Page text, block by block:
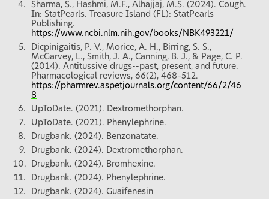
Sharma, S., Hashmi, M.F., Alhajjaj, M.S. (2024). Cough.
In: StatPearls. Treasure Island (FL): StatPearls
Publishing.
https://www.ncbi.nlm.nih.gov/books/NBK493221/
Dicpinigaitis, P. V., Morice, A. H., Birring, S. S.,
McGarvey, L., Smith, J. A., Canning, B. J., & Page, C. P.
(2014). Antitussive drugs--past, present, and future.
Pharmacological reviews, 66(2), 468–512.
https://pharmrev.aspetjournals.org/content/66/2/46
8
UpToDate. (2021). Dextromethorphan.
UpToDate. (2021). Phenylephrine.
Drugbank. (2024). Benzonatate.
Drugbank. (2024). Dextromethorphan.
Drugbank. (2024). Bromhexine.
Drugbank. (2024). Phenylephrine.
Drugbank. (2024). Guaifenesin